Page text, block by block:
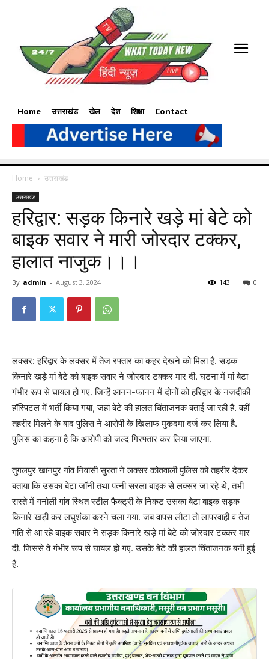
Home उत्तराखंड खेल देश शिक्षा Contact
Home उत्तराखंड
उत्तराखंड
हरिद्वार: सड़क किनारे खड़े मां बेटे को
बाइक सवार ने मारी जोरदार टक्कर,
हालात नाजुक।।।
By admin - August 3, 2024 0
143
लक्सर: हरिद्वार के लक्सर में तेज रफ्तार का कहर देखने को मिला है. सड़क
किनारे खड़े मां बेटे को बाइक सवार ने जोरदार टक्कर मार दी. घटना में मां बेटा
गंभीर रूप से घायल हो गए. जिन्हें आनन-फानन में दोनों को हरिद्वार के नजदीकी
हॉस्पिटल में भर्ती किया गया, जहां बेटे की हालत चिंताजनक बताई जा रही है. वहीं
तहरीर मिलने के बाद पुलिस ने आरोपी के खिलाफ मुकदमा दर्ज कर लिया है.
पुलिस का कहना है कि आरोपी को जल्द गिरफ्तार कर लिया जाएगा.
तुगलपुर खानपुर गांव निवासी सुरता ने लक्सर कोतवाली पुलिस को तहरीर देकर
बताया कि उसका बेटा जॉनी तथा पत्नी सरला बाइक से लक्सर जा रहे थे, तभी
रास्ते में गनोली गांव स्थित स्टील फैक्ट्री के निकट उसका बेटा बाइक सड़क
किनारे खड़ी कर लघुशंका करने चला गया. जब वापस लौटा तो लापरवाही व तेज
गति से आ रहे बाइक सवार ने सड़क किनारे खड़े मां बेटे को जोरदार टक्कर मार
दी. जिससे वे गंभीर रूप से घायल हो गए. उसके बेटे की हालत चिंताजनक बनी हुई
है.